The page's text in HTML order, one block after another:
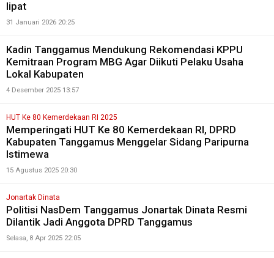
lipat
31 Januari 2026 20:25
Kadin Tanggamus Mendukung Rekomendasi KPPU
Kemitraan Program MBG Agar Diikuti Pelaku Usaha
Lokal Kabupaten
4 Desember 2025 13:57
HUT Ke 80 Kemerdekaan RI 2025
Memperingati HUT Ke 80 Kemerdekaan RI, DPRD
Kabupaten Tanggamus Menggelar Sidang Paripurna
Istimewa
15 Agustus 2025 20:30
Jonartak Dinata
Politisi NasDem Tanggamus Jonartak Dinata Resmi
Dilantik Jadi Anggota DPRD Tanggamus
Selasa, 8 Apr 2025 22:05